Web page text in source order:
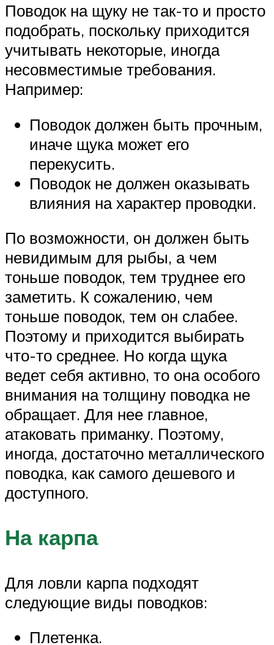
Поводок на щуку не так-то и просто
подобрать, поскольку приходится
учитывать некоторые, иногда
несовместимые требования.
Например:
Поводок должен быть прочным,
иначе щука может его
перекусить.
Поводок не должен оказывать
влияния на характер проводки.
По возможности, он должен быть
невидимым для рыбы, а чем
тоньше поводок, тем труднее его
заметить. К сожалению, чем
тоньше поводок, тем он слабее.
Поэтому и приходится выбирать
что-то среднее. Но когда щука
ведет себя активно, то она особого
внимания на толщину поводка не
обращает. Для нее главное,
атаковать приманку. Поэтому,
иногда, достаточно металлического
поводка, как самого дешевого и
доступного.
На карпа
Для ловли карпа подходят
следующие виды поводков:
Плетенка.